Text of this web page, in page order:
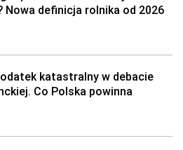
Nowa definicja rolnika od 2026
katastralny w debacie
Co Polska powinna